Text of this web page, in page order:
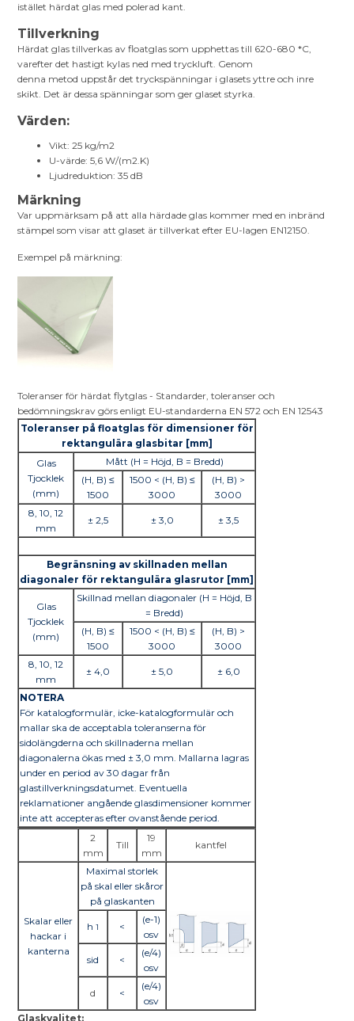
istället härdat glas med polerad kant.
Tillverkning
Härdat glas tillverkas av floatglas som upphettas till 620-680 *C,
varefter det hastigt kylas ned med tryckluft. Genom
denna metod uppstår det tryckspänningar i glasets yttre och inre
skikt. Det är dessa spänningar som ger glaset styrka.
Värden:
Vikt: 25 kg/m2
U-värde: 5,6 W/(m2.K)
Ljudreduktion: 35 dB
Märkning
Var uppmärksam på att alla härdade glas kommer med en inbränd
stämpel som visar att glaset är tillverkat efter EU-lagen EN12150.
Exempel på märkning:
Toleranser för härdat flytglas - Standarder, toleranser och
bedömningskrav görs enligt EU-standarderna EN 572 och EN 12543
Toleranser på floatglas för dimensioner för
rektangulära glasbitar [mm]
Glas
Tjocklek
(mm)
Mått (H = Höjd, B = Bredd)
(H, B) ≤
1500
1500 < (H, B) ≤
3000
(H, B) >
3000
8, 10, 12
mm
± 2,5 ± 3,0 ± 3,5
Begränsning av skillnaden mellan
diagonaler för rektangulära glasrutor [mm]
Glas
Tjocklek
(mm)
Skillnad mellan diagonaler (H = Höjd, B
= Bredd)
(H, B) ≤
1500
1500 < (H, B) ≤
3000
(H, B) >
3000
8, 10, 12
mm
± 4,0 ± 5,0 ± 6,0
NOTERA
För katalogformulär, icke-katalogformulär och
mallar ska de acceptabla toleranserna för
sidolängderna och skillnaderna mellan
diagonalerna ökas med ± 3,0 mm. Mallarna lagras
under en period av 30 dagar från
glastillverkningsdatumet. Eventuella
reklamationer angående glasdimensioner kommer
inte att accepteras efter ovanstående period.
2
mm
Till
19
mm
kantfel
Skalar eller
hackar i
kanterna
Maximal storlek
på skal eller skåror
på glaskanten
h1 <
(e-1)
osv
sid <
(e/4)
osv
d <
(e/4)
osv
Glaskvalitet: